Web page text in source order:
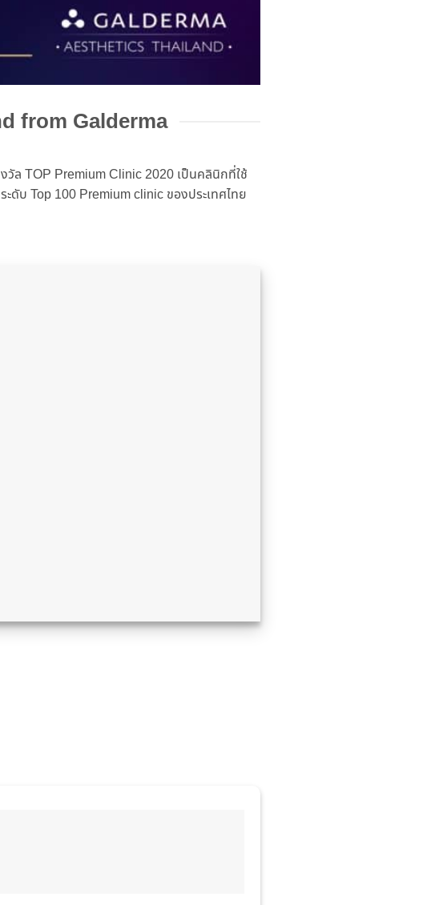
from Galderma
วัล TOP Premium Clinic 2020 เป็นคลินิกที่ใช้
บ Top 100 Premium clinic ของประเทศไทย